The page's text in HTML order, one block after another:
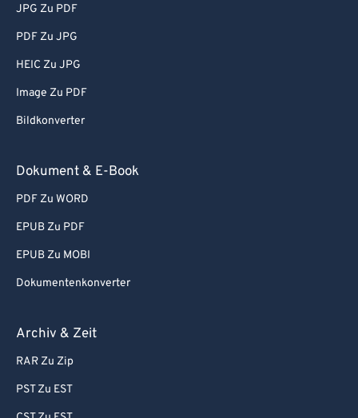
JPG Zu PDF
PDF Zu JPG
HEIC Zu JPG
Image Zu PDF
Bildkonverter
Dokument & E-Book
PDF Zu WORD
EPUB Zu PDF
EPUB Zu MOBI
Dokumentenkonverter
Archiv & Zeit
RAR Zu Zip
PST Zu EST